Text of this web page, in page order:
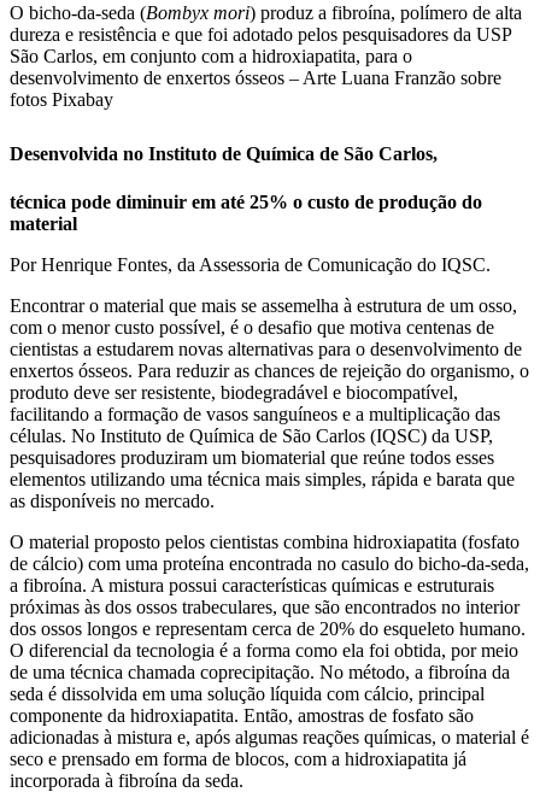
O bicho-da-seda (Bombyx mori) produz a fibroína, polímero de alta
dureza e resistência e que foi adotado pelos pesquisadores da USP
São Carlos, em conjunto com a hidroxiapatita, para o
desenvolvimento de enxertos ósseos – Arte Luana Franzão sobre
fotos Pixabay
Desenvolvida no Instituto de Química de São Carlos,
técnica pode diminuir em até 25% o custo de produção do
material
Por Henrique Fontes, da Assessoria de Comunicação do IQSC.
Encontrar o material que mais se assemelha à estrutura de um osso,
com o menor custo possível, é o desafio que motiva centenas de
cientistas a estudarem novas alternativas para o desenvolvimento de
enxertos ósseos. Para reduzir as chances de rejeição do organismo, o
produto deve ser resistente, biodegradável e biocompatível,
facilitando a formação de vasos sanguíneos e a multiplicação das
células. No Instituto de Química de São Carlos (IQSC) da USP,
pesquisadores produziram um biomaterial que reúne todos esses
elementos utilizando uma técnica mais simples, rápida e barata que
as disponíveis no mercado.
O material proposto pelos cientistas combina hidroxiapatita (fosfato
de cálcio) com uma proteína encontrada no casulo do bicho-da-seda,
a fibroína. A mistura possui características químicas e estruturais
próximas às dos ossos trabeculares, que são encontrados no interior
dos ossos longos e representam cerca de 20% do esqueleto humano.
O diferencial da tecnologia é a forma como ela foi obtida, por meio
de uma técnica chamada coprecipitação. No método, a fibroína da
seda é dissolvida em uma solução líquida com cálcio, principal
componente da hidroxiapatita. Então, amostras de fosfato são
adicionadas à mistura e, após algumas reações químicas, o material é
seco e prensado em forma de blocos, com a hidroxiapatita já
incorporada à fibroína da seda.